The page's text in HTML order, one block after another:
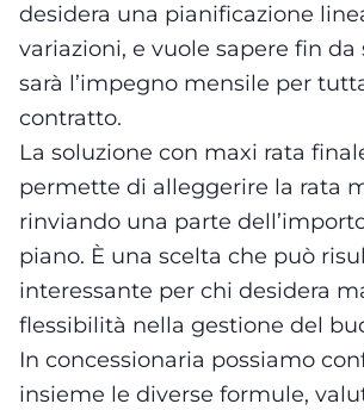
desidera una pianificazione
variazioni, e vuole sapere fin
sarà l’impegno mensile per
contratto.
La soluzione con maxi rata
permette di alleggerire la rata
rinviando una parte
piano. È una scelta che può
interessante per chi desidera
flessibilità nella gestione del
In concessionaria possiamo
insieme le diverse formule,